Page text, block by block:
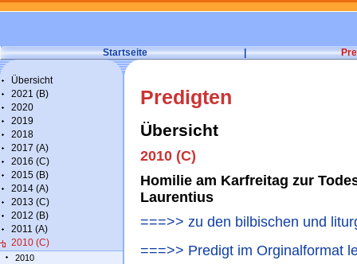
Startseite |
Übersicht
2021 (B)
2020
2019
2018
2017 (A)
2016 (C)
2015 (B)
2014 (A)
2013 (C)
2012 (B)
2011 (A)
2010 (C)
2010
Predigten
Übersicht
2010 (C)
Homilie am Karfreitag zur
Laurentius
===>> zu den bilbischen und
===>> Predigt im Orginalformat